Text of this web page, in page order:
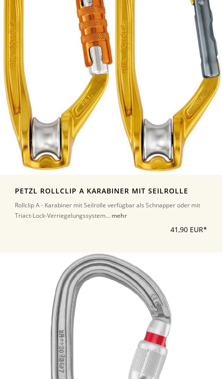
PETZL ROLLCLIP A KARABINER MIT SEILROLLE
Rollclip A - Karabiner mit Seilrolle verfügbar als Schnapper oder mit
Triact-Lock-Verriegelungssystem... mehr
41,90 EUR*